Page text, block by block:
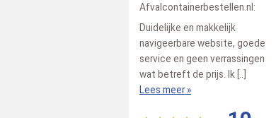
Afvalcontainerbestellen.nl :
Duidelijke en makkelijk
navigeerbare website, goede
service en geen verrassingen
wat betreft de prijs. Ik [..]
Lees meer »